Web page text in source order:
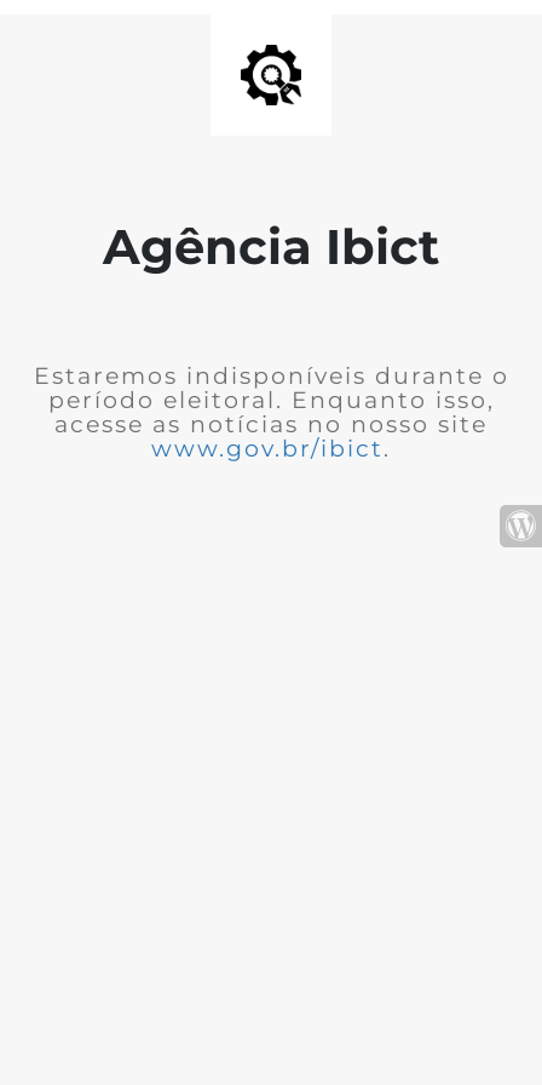
Agência Ibict
Estaremos indisponíveis durante o
período eleitoral. Enquanto isso,
acesse as notícias no nosso site
www.gov.br/ibict.